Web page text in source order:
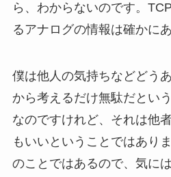
ら、わからないのです。
るアナログの情報は確かに
僕は他人の気持ちなどどう
から考えるだけ無駄だとい
なのですけれど、それは他
もいいということではあり
のことではあるので、気に